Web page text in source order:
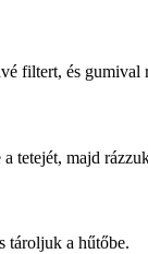
filtert, és gumival
tetejét, majd
tároljuk a hűtőbe.